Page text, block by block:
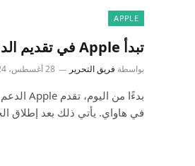
APPLE
تبدأ Apple في تقديم الدعم للمعرفات في Wallet إلى حالتها السابعة
بواسطة فريق التحرير 28 أغسطس، 2024
في هاواي. يأتي ذلك بعد إطلاق